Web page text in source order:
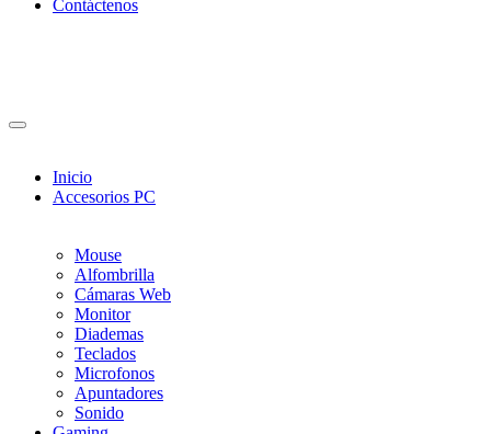
Contáctenos
Inicio
Accesorios PC
Mouse
Alfombrilla
Cámaras Web
Monitor
Diademas
Teclados
Microfonos
Apuntadores
Sonido